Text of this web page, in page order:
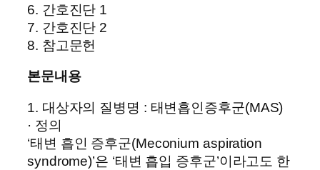
6. 간호진단 1
7. 간호진단 2
8. 참고문헌
본문내용
1. 대상자의 질병명 : 태변흡인증후군(MAS)
· 정의
‘태변 흡인 증후군(Meconium aspiration
syndrome)’은 ‘태변 흡입 증후군’이라고도 한